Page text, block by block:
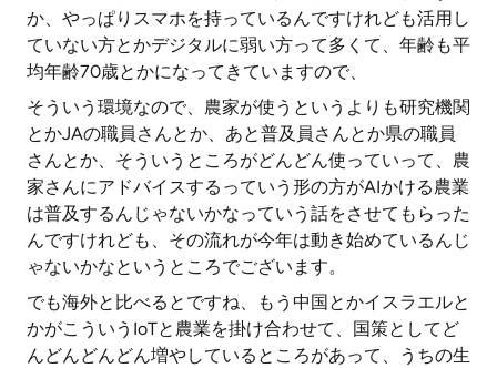
か、やっぱりスマホを持っているんですけれども活用し
ていない方とかデジタルに弱い方って多くて、年齢も平
均年齢70歳とかになってきていますので、
そういう環境なので、農家が使うというよりも研究機関
とかJAの職員さんとか、あと普及員さんとか県の職員
さんとか、そういうところがどんどん使っていって、農
家さんにアドバイスするっていう形の方がAIかける農業
は普及するんじゃないかなっていう話をさせてもらった
んですけれども、その流れが今年は動き始めているんじ
ゃないかなというところでございます。
でも海外と比べるとですね、もう中国とかイスラエルと
かがこういうIoTと農業を掛け合わせて、国策としてど
んどんどんどん増やしているところがあって、うちの生